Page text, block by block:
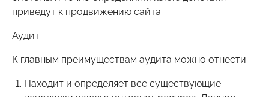
приведут к продвижению сайта.
Аудит
К главным преимуществам аудита можно отнести:
Находит и определяет все существующие